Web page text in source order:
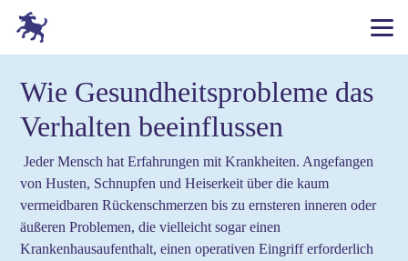
Wie Gesundheitsprobleme das
Verhalten beeinflussen
Jeder Mensch hat Erfahrungen mit Krankheiten. Angefangen
von Husten, Schnupfen und Heiserkeit über die kaum
vermeidbaren Rückenschmerzen bis zu ernsteren inneren oder
äußeren Problemen, die vielleicht sogar einen
Krankenhausaufenthalt, einen operativen Eingriff erforderlich